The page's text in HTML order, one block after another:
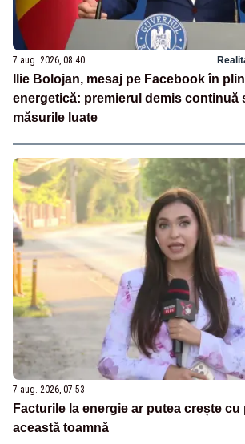
7 aug. 2026, 08:40
Ilie Bolojan, mesaj pe Facebook în
energetică: premierul demis continuă
măsurile luate
7 aug. 2026, 07:53
Facturile la energie ar putea crește cu
această toamnă